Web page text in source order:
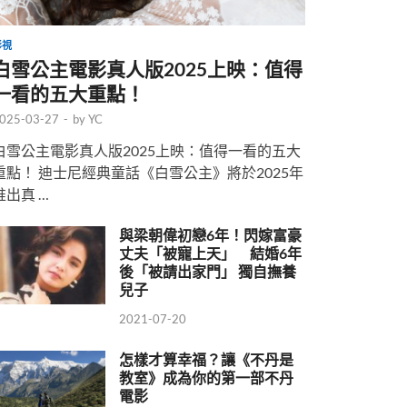
雪公主電影真人版2025上映：值得
看的五大重點！
03-27 - byYC
雪公主電影真人版2025上映：值得一看的五大
點！ 迪士尼經典童話《白雪公主》將於2025年
出真 …
與梁朝偉初戀6年！閃嫁富豪
丈夫「被寵上天」 結婚6年
後「被請出家門」 獨自撫養
兒子
2021-07-20
怎樣才算幸福？讓《不丹是
教室》成為你的第一部不丹
電影